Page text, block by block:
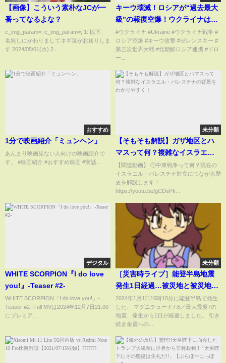
【画像】こういう素朴なJCが一
番ってなるよな？
c_img_param=; c_img_param=; 1: 以下、
名無しにかわりましてネギ速がお送りしま
す 2024/05/01(水) 2...
キーウ壊滅！ロシアが“過去最大
級”の報復空爆！ウクライナは爆
炎に包まれた“逃げ場なき地獄絵
図”に！さらにロシアが“北朝鮮
移民”で戦争を延命！受け入れ
間兵器計画”が始動！
#ウクライナ #Ukraine #ウクライナ戦争 #
ロシア空爆 #キーウ攻撃 #ゼレンスキー #
第三次世界大戦 #北朝鮮ロシア連携 #ドロ
ー...
おすすめ
1分で映画紹介「ミュンヘン」
あんまり映画見ない人向けの映画紹介で
す。 #映画紹介 #おすすめ映画 #実話...
未分類
【そもそも解説】ガザ地区とハ
マスって何？複雑なイスラエ
ル・パレスチナの背景をわかり
やすく！
【関連動画】 ①中東戦争って何？現在の
イスラエル・パレスチナ対立につながる歴
史を解説します！
https://youtu.be/gCDsPk...
デジタル
WHITE SCORPION『I do love
you!』-Teaser #2-
WHITE SCORPION『I do love you!』-
Teaser #2- Full MVは2024年12月7日21:00
にプレミア...
未分類
［災害時ライブ］能登半島地震
発生1日経過…被災地と被災地以
外で今気にすべきこと［そなえ
るTV・高荷智也］
2024年1月1日16時10分に能登半島で発生
した、 マグニチュード7.6／最大震度7の
地震、発生から1日が経過しました。 引き
続き余震への...